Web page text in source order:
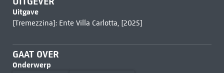
Uitgave
[Tremezzina]: Ente Villa Carlotta, [2025]
GAAT OVER
Onderwerp